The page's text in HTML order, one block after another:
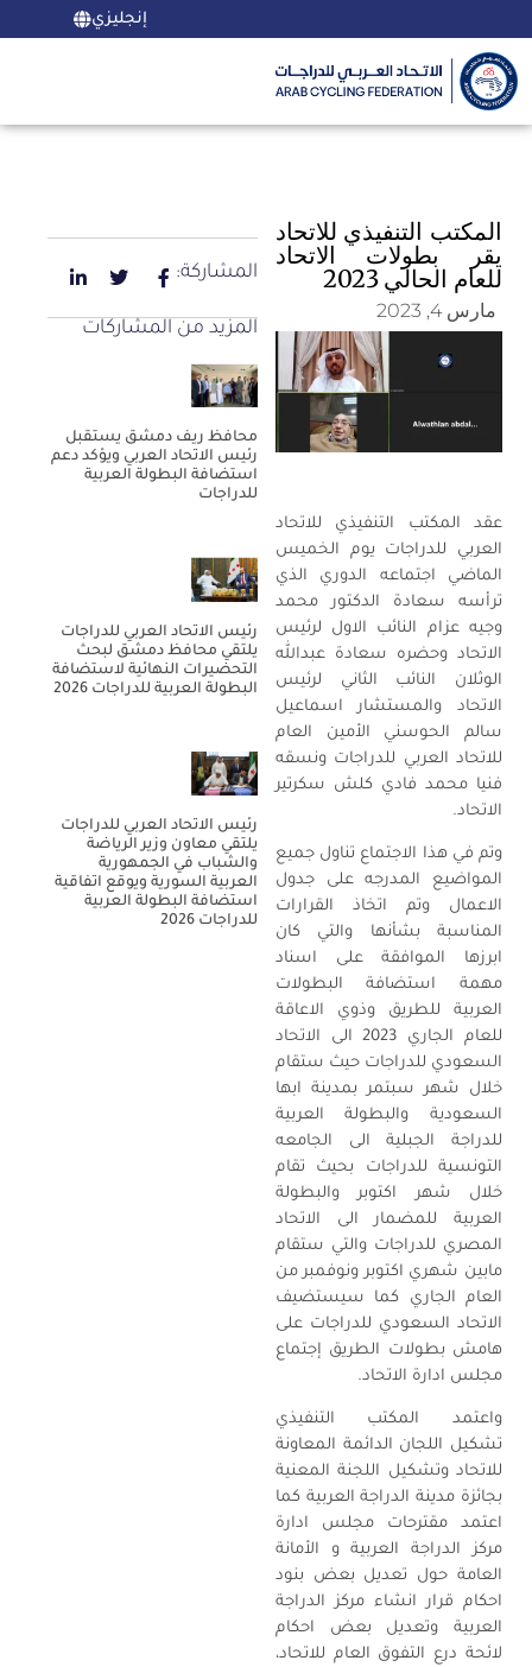
إنجليزي
المكتب التنفيذي للاتحاد
يقر بطولات الاتحاد
للعام الحالي 2023
مارس 4, 2023
عقد المكتب التنفيذي للاتحاد
العربي للدراجات يوم الخميس
الماضي اجتماعه الدوري الذي
ترأسه سعادة الدكتور محمد
وجيه عزام النائب الاول لرئيس
الاتحاد وحضره سعادة عبدالله
الوثلان النائب الثاني لرئيس
الاتحاد والمستشار اسماعيل
سالم الحوسني الأمين العام
للاتحاد العربي للدراجات ونسقه
فنيا محمد فادي كلش سكرتير
الاتحاد.
وتم في هذا الاجتماع تناول جميع
المواضيع المدرجه على جدول
الاعمال وتم اتخاذ القرارات
المناسبة بشأنها والتي كان
ابرزها الموافقة على اسناد
مهمة استضافة البطولات
العربية للطريق وذوي الاعاقة
للعام الجاري 2023 الى الاتحاد
السعودي للدراجات حيث ستقام
خلال شهر سبتمر بمدينة ابها
السعودية والبطولة العربية
للدراجة الجبلية الى الجامعه
التونسية للدراجات بحيث تقام
خلال شهر اكتوبر والبطولة
العربية للمضمار الى الاتحاد
المصري للدراجات والتي ستقام
مابين شهري اكتوبر ونوفمبر من
العام الجاري كما سيستضيف
الاتحاد السعودي للدراجات على
هامش بطولات الطريق إجتماع
مجلس ادارة الاتحاد.
واعتمد المكتب التنفيذي
تشكيل اللجان الدائمة المعاونة
للاتحاد وتشكيل اللجنة المعنية
بجائزة مدينة الدراجة العربية كما
اعتمد مقترحات مجلس ادارة
مركز الدراجة العربية و الأمانة
العامة حول تعديل بعض بنود
احكام قرار انشاء مركز الدراجة
العربية وتعديل بعض احكام
لائحة درع التفوق العام للاتحاد،
المشاركة:
المزيد من المشاركات
محافظ ريف دمشق يستقبل
رئيس الاتحاد العربي ويؤكد دعم
استضافة البطولة العربية
للدراجات
رئيس الاتحاد العربي للدراجات
يلتقي محافظ دمشق لبحث
التحضيرات النهائية لاستضافة
البطولة العربية للدراجات 2026
رئيس الاتحاد العربي للدراجات
يلتقي معاون وزير الرياضة
والشباب في الجمهورية
العربية السورية ويوقع اتفاقية
استضافة البطولة العربية
للدراجات 2026